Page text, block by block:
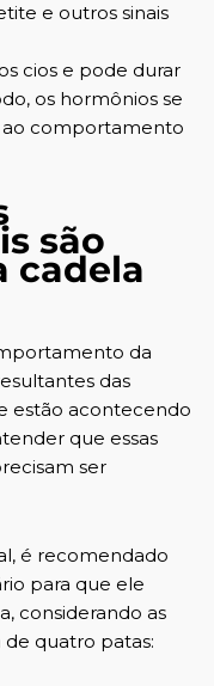
e outros sinais
cios e pode durar
os hormônios se
ao comportamento
são
cadela
da
das
estão acontecendo
que essas
ser
é recomendado
para que ele
considerando as
de quatro patas: